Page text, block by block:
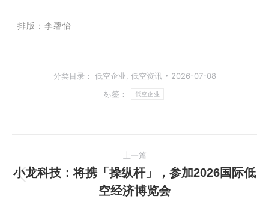
排版：李馨怡
分类目录： 低空企业 低空资讯
2026-07-08
标签：
低空企业
章
上一篇
上
一
小龙科技：将携「操纵杆」，参加2026国际低
空经济博览会